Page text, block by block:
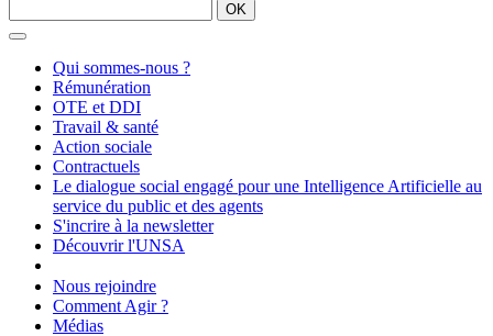
OK
Qui sommes-nous ?
Rémunération
OTE et DDI
Travail & santé
Action sociale
Contractuels
Le dialogue social engagé pour une Intelligence Artificielle au
service du public et des agents
S'incrire à la newsletter
Découvrir l'UNSA
Nous rejoindre
Comment Agir ?
Médias